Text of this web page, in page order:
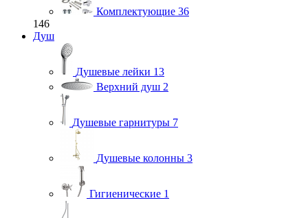
Комплектующие 36
146
Душ
Душевые лейки 13
Верхний душ 2
Душевые гарнитуры 7
Душевые колонны 3
Гигиенические 1